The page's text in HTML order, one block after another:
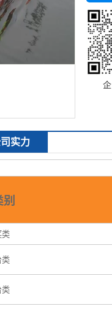
实力
类
类
类